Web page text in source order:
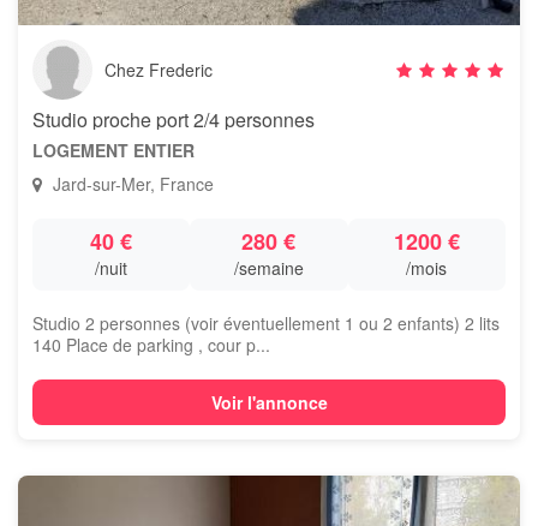
Chez Frederic
Studio proche port 2/4 personnes
LOGEMENT ENTIER
Jard-sur-Mer, France
40 €
/nuit
280 €
/semaine
1200 €
/mois
Studio 2 personnes (voir éventuellement 1 ou 2 enfants) 2 lits
140 Place de parking , cour p...
Voir l'annonce